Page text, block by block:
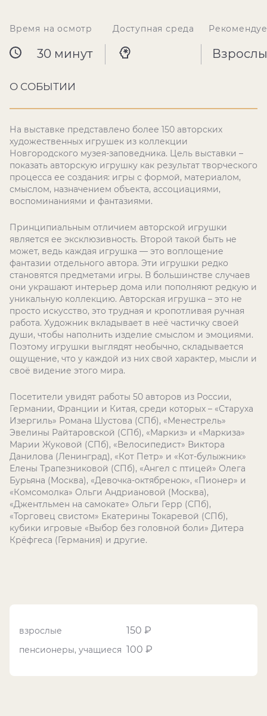
Время на осмотр
30 минут
Доступная среда
О СОБЫТИИ
На выставке представлено более 150 авторских
художественных игрушек из коллекции
Новгородского музея-заповедника. Цель выставки –
показать авторскую игрушку как результат творческого
процесса ее создания: игры с формой, материалом,
смыслом, назначением объекта, ассоциациями,
воспоминаниями и фантазиями.
Принципиальным отличием авторской игрушки
является ее эксклюзивность. Второй такой быть не
может, ведь каждая игрушка — это воплощение
фантазии отдельного автора. Эти игрушки редко
становятся предметами игры. В большинстве случаев
они украшают интерьер дома или пополняют редкую и
уникальную коллекцию. Авторская игрушка – это не
просто искусство, это трудная и кропотливая ручная
работа. Художник вкладывает в неё частичку своей
души, чтобы наполнить изделие смыслом и эмоциями.
Поэтому игрушки выглядят необычно, складывается
ощущение, что у каждой из них свой характер, мысли и
своё видение этого мира.
Посетители увидят работы 50 авторов из России,
Германии, Франции и Китая, среди которых – «Старуха
Изергиль» Романа Шустова (СПб), «Менестрель»
Эвелины Райтаровской (СПб), «Маркиз» и «Маркиза»
Марии Жуковой (СПб), «Велосипедист» Виктора
Данилова (Ленинград), «Кот Петр» и «Кот-булыжник»
Елены Трапезниковой (СПб), «Ангел с птицей» Олега
Бурьяна (Москва), «Девочка-октябренок», «Пионер» и
«Комсомолка» Ольги Андриановой (Москва),
«Джентльмен на самокате» Ольги Герр (СПб),
«Торговец свистом» Екатерины Токаревой (СПб),
кубики игровые «Выбор без головной боли» Дитера
Крёфгеса (Германия) и другие.
взрослые 150 ₽
пенсионеры, учащиеся 100 ₽